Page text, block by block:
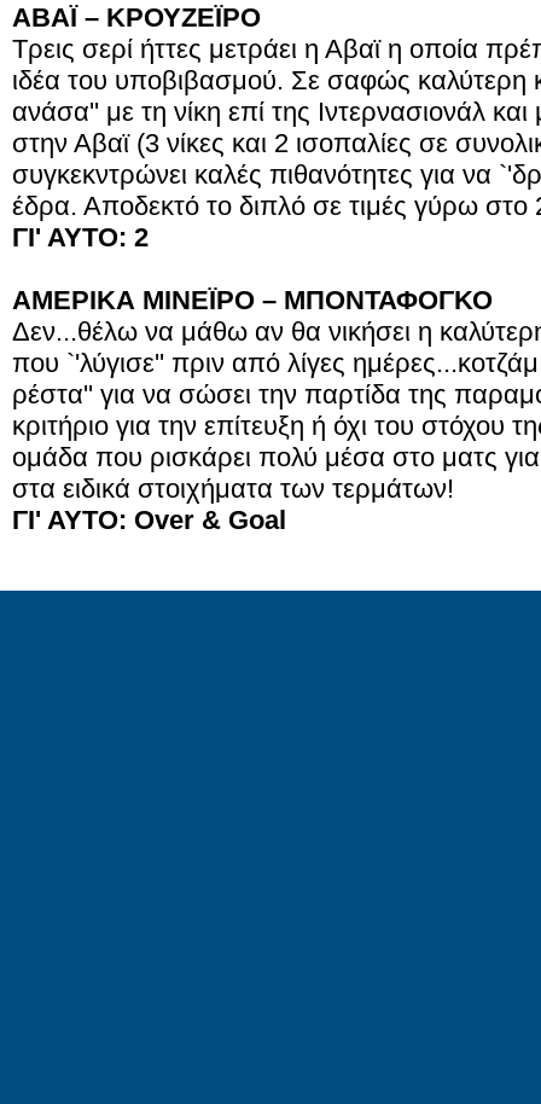
ΑΒΑΪ – ΚΡΟΥΖΕΪΡΟ
Τρεις σερί ήττες μετράει η Αβαϊ η οποία
ιδέα του υποβιβασμού. Σε σαφώς
ανάσα'' με τη νίκη επί της Ιντερνασιονάλ
στην Αβαϊ (3 νίκες και 2 ισοπαλίες σε
συγκεκντρώνει καλές πιθανότητες για να
έδρα. Αποδεκτό το διπλό σε τιμές γύρω στο
ΓΙ' ΑΥΤΟ: 2
ΑΜΕΡΙΚΑ ΜΙΝΕΪΡΟ – ΜΠΟΝΤΑΦΟΓΚΟ
Δεν...θέλω να μάθω αν θα νικήσει η
που `'λύγισε'' πριν από λίγες
ρέστα'' για να σώσει την παρτίδα της
κριτήριο για την επίτευξη ή όχι του στόχου
ομάδα που ρισκάρει πολύ μέσα στο ματς
στα ειδικά στοιχήματα των τερμάτων!
ΓΙ' ΑΥΤΟ: Over & Goal